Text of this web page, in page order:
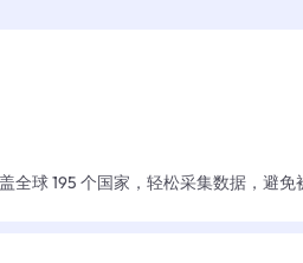
全球 195 个国家，轻松采集数据，避免